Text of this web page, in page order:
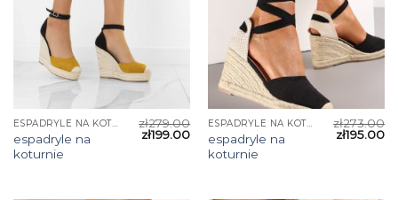
ESPADRYLE NA KOTURNIE
espadryle na
koturnie
zł279.00
zł199.00
ESPADRYLE NA KOTURNIE
espadryle na
koturnie
zł273.00
zł195.00